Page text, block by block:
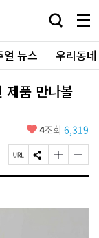
검
창
열
기
메
뉴
전
체
보
얼 뉴스 우리동
제품 만나볼
좋
요
4조회 6,319
페
이
R
S
N
유
글
자
크
글
자
작